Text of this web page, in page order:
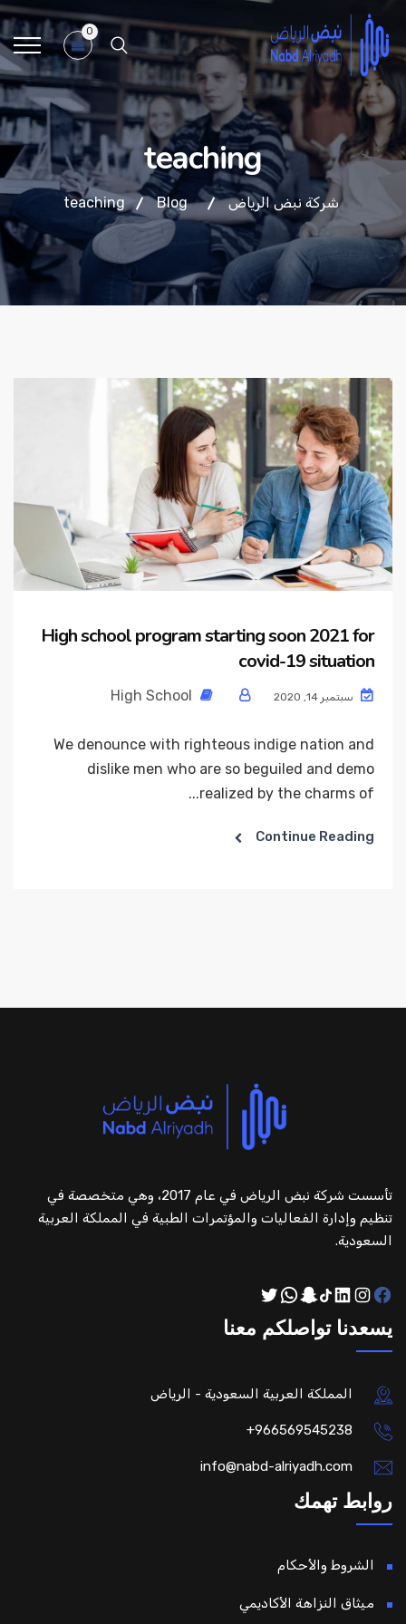
0
teaching
شركة نبض الرياض Blog
teaching
High school program starting soon 2021 for
covid-19 situation
سبتمبر 14, 2020 High School
We denounce with righteous indige nation and
dislike men who are so beguiled and demo
realized by the charms of...
Continue Reading
تأسست شركة نبض الرياض في عام 2017، وهي متخصصة في
تنظيم وإدارة الفعاليات والمؤتمرات الطبية في المملكة العربية
السعودية.
Facebook
Instagram
LinkedIn
TikTok
Snapchat
WhatsApp
Twitter
يسعدنا تواصلكم معنا
المملكة العربية السعودية - الرياض
966569545238+
info@nabd-alriyadh.com
روابط تهمك
الشروط والأحكام
ميثاق النزاهة الأكاديمي